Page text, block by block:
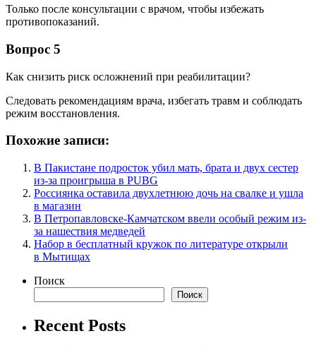
Только после консультации с врачом, чтобы избежать
противопоказаний.
Вопрос 5
Как снизить риск осложнений при реабилитации?
Следовать рекомендациям врача, избегать травм и соблюдать
режим восстановления.
Похожие записи:
В Пакистане подросток убил мать, брата и двух сестер
из-за проигрыша в PUBG
Россиянка оставила двухлетнюю дочь на свалке и ушла
в магазин
В Петропавловске-Камчатском ввели особый режим из-
за нашествия медведей
Набор в бесплатный кружок по литературе открыли
в Мытищах
Поиск
Поиск
Recent Posts